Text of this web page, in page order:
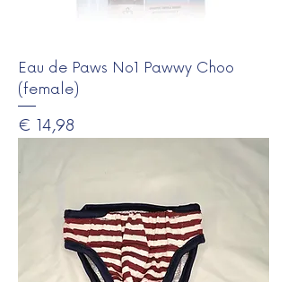
Eau de Paws No1 Pawwy Choo
(female)
Prijs
€ 14,98